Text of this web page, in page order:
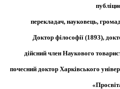
перекладач, науковець,
Доктор філософії (1893),
дійсний член Наукового
почесний доктор Харківського